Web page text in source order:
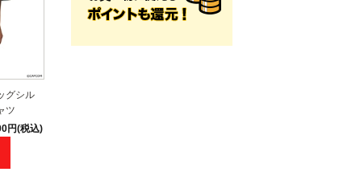
グシル
ツ
円(税込)